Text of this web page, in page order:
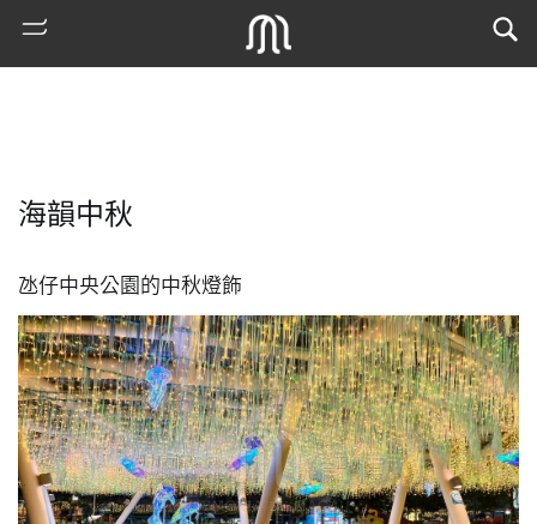
熱
門
搜
索
古
海韻中秋
氹仔中央公園的中秋燈飾